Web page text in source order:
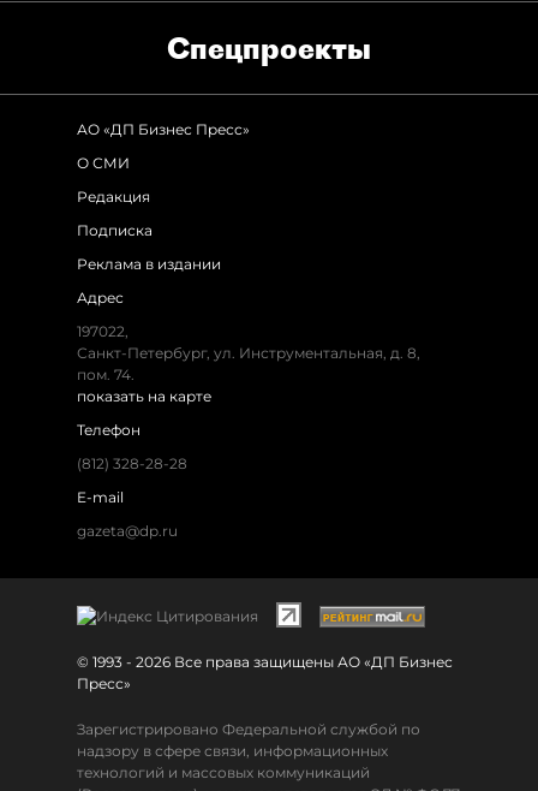
Спец­проекты
АО «ДП Бизнес Пресс»
О СМИ
Редакция
Подписка
Реклама в издании
Адрес
197022,
Санкт-Петербург, ул. Инструментальная, д. 8,
пом. 74.
показать на карте
Телефон
(812) 328-28-28
E-mail
gazeta@dp.ru
© 1993 - 2026 Все права защищены АО «ДП Бизнес
Пресс»
Зарегистрировано Федеральной службой по
надзору в сфере связи, информационных
технологий и массовых коммуникаций